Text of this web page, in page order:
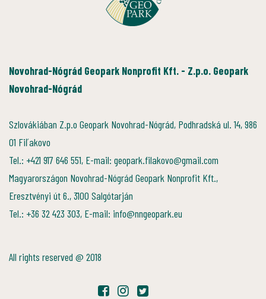
Novohrad-Nógrád Geopark Nonprofit Kft. - Z.p.o. Geopark
Novohrad-Nógrád
Szlovákiában Z.p.o Geopark Novohrad-Nógrád, Podhradská ul. 14, 986
01 Fiľakovo
Tel.: +421 917 646 551, E-mail: geopark.filakovo@gmail.com
Magyarországon Novohrad-Nógrád Geopark Nonprofit Kft.,
Eresztvényi út 6., 3100 Salgótarján
Tel.: +36 32 423 303, E-mail: info@nngeopark.eu
All rights reserved @ 2018